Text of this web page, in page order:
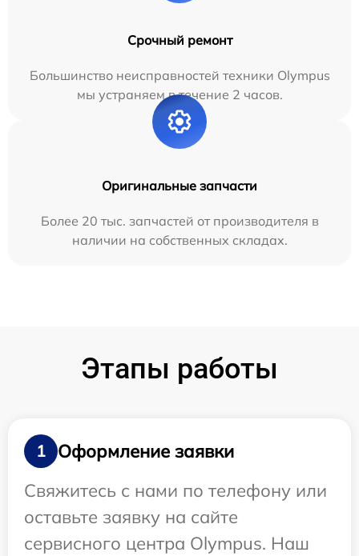
Срочный ремонт
Большинство неисправностей техники Olympus
мы устраняем в течение 2 часов.
Оригинальные запчасти
Более 20 тыс. запчастей от производителя в
наличии на собственных складах.
Этапы работы
1
Оформление заявки
Свяжитесь с нами по телефону или
оставьте заявку на сайте
сервисного центра Olympus. Наш